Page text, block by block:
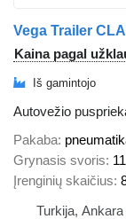
Vega Trailer
Kaina pagal
Iš gamintojo
Autovežio
Pakaba
Grynasis svoris
Įrenginių skaičius
Turkija, Ankara